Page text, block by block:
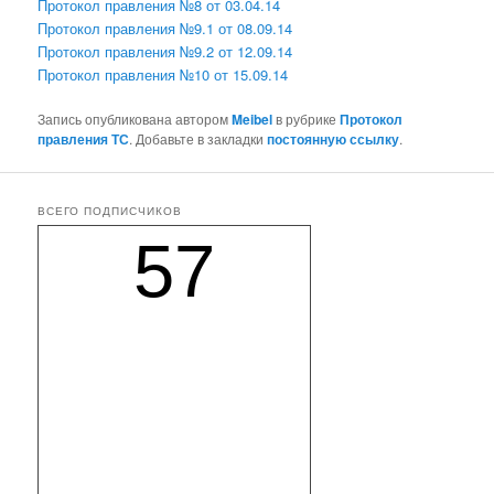
Протокол правления №8 от 03.04.14
Протокол правления №9.1 от 08.09.14
Протокол правления №9.2 от 12.09.14
Протокол правления №10 от 15.09.14
Запись опубликована авторомMeibelв рубрикеПротокол
правления ТС. Добавьте в закладкипостоянную ссылку.
ВСЕГО ПОДПИСЧИКОВ
57